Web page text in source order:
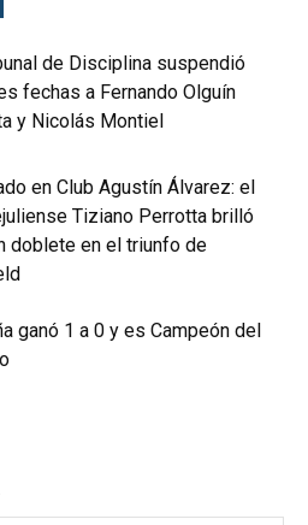
de Disciplina suspendió
fechas a Fernando Olguín
y Nicolás Montiel
en Club Agustín Álvarez: el
Tiziano Perrotta brilló
doblete en el triunfo de
ganó 1 a 0 y es Campeón del